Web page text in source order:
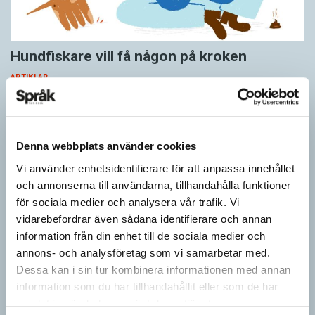
Denna webbplats använder cookies
Vi använder enhetsidentifierare för att anpassa innehållet
och annonserna till användarna, tillhandahålla funktioner
för sociala medier och analysera vår trafik. Vi
vidarebefordrar även sådana identifierare och annan
information från din enhet till de sociala medier och
annons- och analysföretag som vi samarbetar med.
Dessa kan i sin tur kombinera informationen med annan
information som du har tillhandahållit eller som de har
samlat in när du har använt deras tjänster.
säger Elisabet Mohammar. Man ska komma
ihåg att röstterapi är just en terapiform. Ibland
kan jag behöva varva röstövningarna med
stödjande samtal.
Det kan låta konstigt när man övar sin röst. Det
blir många konstiga ljud. Elisabet Mohammar
koppla bort intellektet och våga släppa taget.
Ibland lånar hon fraser ur dikter i övningarna.
– Fröding och Hellsing är bra! Det är rytm och
schvung i! Liksom den här av Zacharias
Topelius, säger Elisabet Mohammar, och rösten
klingar och fyller rummet: Korvarna spela och
paltarna dansa, Lamskinns Kajsa!
Hundfiskare vill få någon på kroken
ARTIKLAR
Fråga: Jag har hört om catfishing, men nu har jag sett